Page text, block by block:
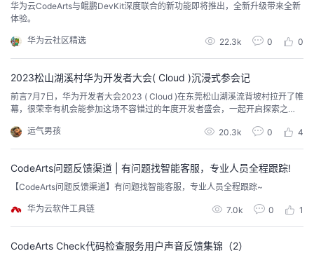
华为云CodeArts与鲲鹏DevKit深度联合的新功能即将推出，全新升级带来全新
体验。
华为云社区精选 22.3k 0 0
2023松山湖溪村华为开发者大会( Cloud )沉浸式参会记
前言7月7日，华为开发者大会2023 ( Cloud )在东莞松山湖溪流背坡村拉开了帷
幕，很荣幸有机会能参加这场不容错过的年度开发者盛会，一起开启探索之
的创新实践，并探讨AI、大数据、数据库、PaaS、aPaaS、媒体服务、云原
生、安全、物联网、区块链、开源等技术话题，展开全面深入的交流。在2023
年的华为云开发者大会上，我...
运气男孩 20.3k 0 4
CodeArts问题反馈渠道 | 有问题找智能客服，专业人员全程跟踪!
【CodeArts问题反馈渠道】有问题找智能客服，专业人员全程跟踪~
华为云软件工具链 7.0k 0 1
CodeArts Check代码检查服务用户声音反馈集锦（2）